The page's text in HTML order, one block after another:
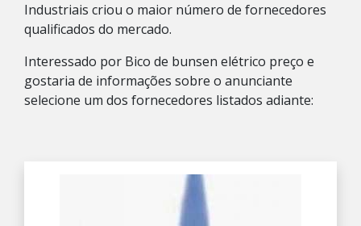
Industriais criou o maior número de fornecedores
qualificados do mercado.
Interessado por Bico de bunsen elétrico preço e
gostaria de informações sobre o anunciante
selecione um dos fornecedores listados adiante: